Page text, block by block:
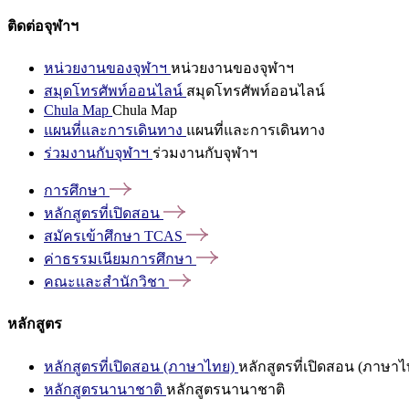
ติดต่อจุฬาฯ
หน่วยงานของจุฬาฯ หน่วยงานของจุฬาฯ
สมุดโทรศัพท์ออนไลน์ สมุดโทรศัพท์ออนไลน์
Chula Map Chula Map
แผนที่และการเดินทาง แผนที่และการเดินทาง
ร่วมงานกับจุฬาฯ ร่วมงานกับจุฬาฯ
การศึกษา
หลักสูตรที่เปิดสอน
สมัครเข้าศึกษา TCAS
ค่าธรรมเนียมการศึกษา
คณะและสำนักวิชา
หลักสูตร
หลักสูตรที่เปิดสอน (ภาษาไทย) หลักสูตรที่เปิดสอน (ภาษาไ
หลักสูตรนานาชาติ หลักสูตรนานาชาติ